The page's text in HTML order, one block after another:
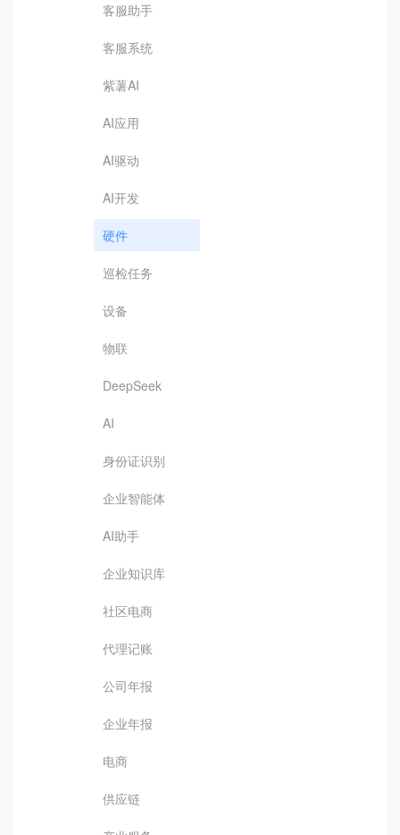
客服助手
客服系统
紫薯AI
AI应用
AI驱动
AI开发
硬件
巡检任务
设备
物联
DeepSeek
AI
身份证识别
企业智能体
AI助手
企业知识库
社区电商
代理记账
公司年报
企业年报
电商
供应链